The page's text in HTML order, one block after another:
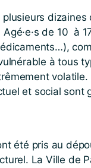
dizaines
de 10 à
à tous
et social sont
été pris au
La Ville de